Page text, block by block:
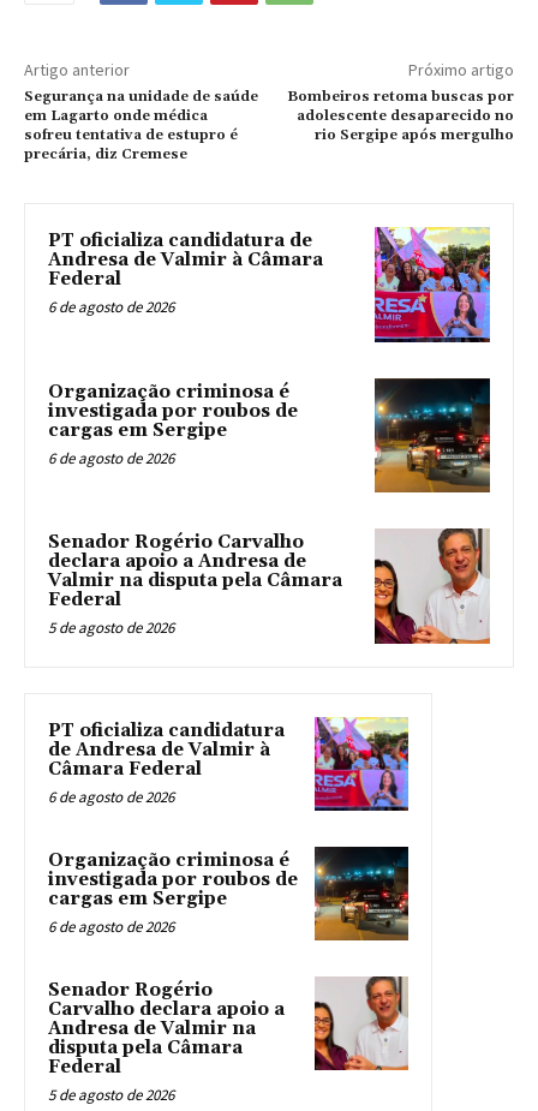
Artigo anterior
Segurança na unidade de saúde
em Lagarto onde médica
sofreu tentativa de estupro é
precária, diz Cremese
Próximo artigo
Bombeiros retoma buscas por
adolescente desaparecido no
rio Sergipe após mergulho
PT oficializa candidatura de
Andresa de Valmir à Câmara
Federal
6 de agosto de 2026
Organização criminosa é
investigada por roubos de
cargas em Sergipe
6 de agosto de 2026
Senador Rogério Carvalho
declara apoio a Andresa de
Valmir na disputa pela Câmara
Federal
5 de agosto de 2026
PT oficializa candidatura
de Andresa de Valmir à
Câmara Federal
6 de agosto de 2026
Organização criminosa é
investigada por roubos de
cargas em Sergipe
6 de agosto de 2026
Senador Rogério
Carvalho declara apoio a
Andresa de Valmir na
disputa pela Câmara
Federal
5 de agosto de 2026